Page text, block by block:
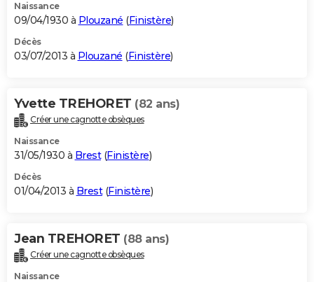
Naissance
09/04/1930 à Plouzané (Finistère)
Décès
03/07/2013 à Plouzané (Finistère)
Yvette TREHORET (82 ans)
Créer une cagnotte obsèques
Naissance
31/05/1930 à Brest(Finistère)
Décès
01/04/2013 à Brest(Finistère)
Jean TREHORET (88 ans)
Créer une cagnotte obsèques
Naissance